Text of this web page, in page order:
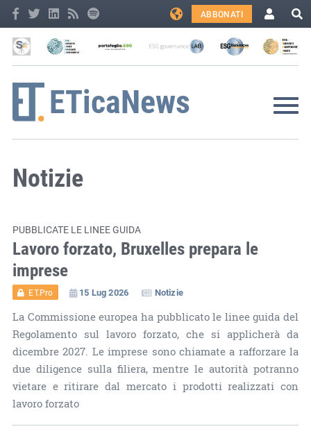
ABBONATI
Notizie
PUBBLICATE LE LINEE GUIDA
Lavoro forzato, Bruxelles prepara le
imprese
ET.Pro 15 Lug 2026 Notizie
La Commissione europea ha pubblicato le linee guida del
Regolamento sul lavoro forzato, che si applicherà da
dicembre 2027. Le imprese sono chiamate a rafforzare la
due diligence sulla filiera, mentre le autorità potranno
vietare e ritirare dal mercato i prodotti realizzati con
lavoro forzato